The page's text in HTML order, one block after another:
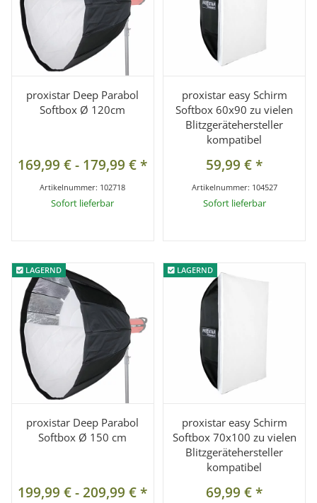
proxistar Deep Parabol
Softbox Ø 120cm
169,99 €- 179,99 €*
Artikelnummer: 102718
Sofort lieferbar
proxistar easy Schirm
Softbox 60x90 zu vielen
Blitzgerätehersteller
kompatibel
59,99 €*
Artikelnummer: 104527
Sofort lieferbar
LAGERND
LAGERND
proxistar Deep Parabol
Softbox Ø 150 cm
199,99 €-209,99 €*
LAGERND
LAGERND
proxistar easy Schirm
Softbox 70x100 zu vielen
Blitzgerätehersteller
kompatibel
69,99 €*